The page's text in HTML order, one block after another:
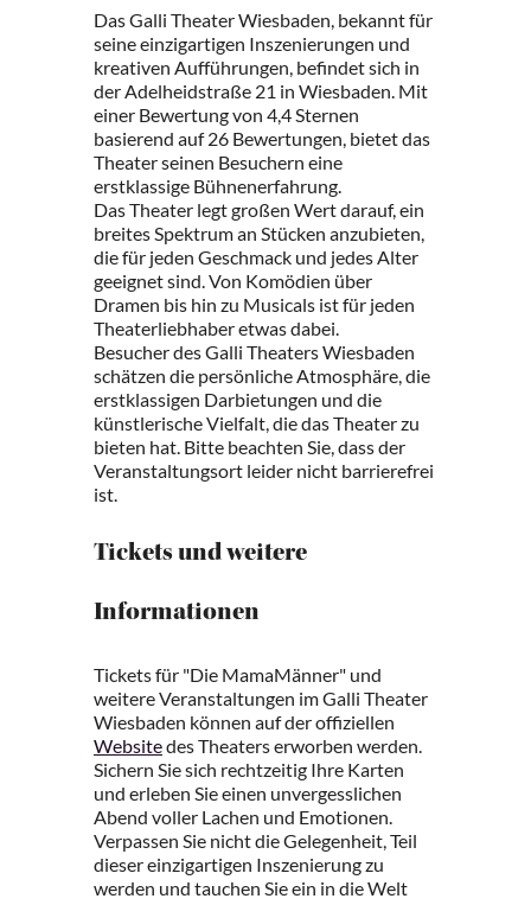
Das Galli Theater Wiesbaden, bekannt für
seine einzigartigen Inszenierungen und
kreativen Aufführungen, befindet sich in
der Adelheidstraße 21 in Wiesbaden. Mit
einer Bewertung von 4,4 Sternen
basierend auf 26 Bewertungen, bietet das
Theater seinen Besuchern eine
erstklassige Bühnenerfahrung.
Das Theater legt großen Wert darauf, ein
breites Spektrum an Stücken anzubieten,
die für jeden Geschmack und jedes Alter
geeignet sind. Von Komödien über
Dramen bis hin zu Musicals ist für jeden
Theaterliebhaber etwas dabei.
Besucher des Galli Theaters Wiesbaden
schätzen die persönliche Atmosphäre, die
erstklassigen Darbietungen und die
künstlerische Vielfalt, die das Theater zu
bieten hat. Bitte beachten Sie, dass der
Veranstaltungsort leider nicht barrierefrei
ist.
Tickets und weitere
Informationen
Tickets für "Die MamaMänner" und
weitere Veranstaltungen im Galli Theater
Wiesbaden können auf der offiziellen
Websitedes Theaters erworben werden.
Sichern Sie sich rechtzeitig Ihre Karten
und erleben Sie einen unvergesslichen
Abend voller Lachen und Emotionen.
Verpassen Sie nicht die Gelegenheit, Teil
dieser einzigartigen Inszenierung zu
werden und tauchen Sie ein in die Welt